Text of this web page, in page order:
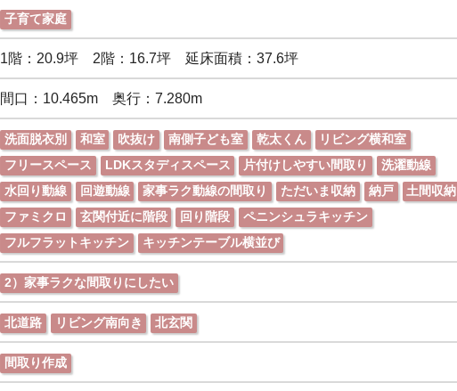
子育て家庭
1階：20.9坪 2階：16.7坪 延床面積：37.6坪
間口：10.465m 奥行：7.280m
洗面脱衣別 和室 吹抜け 南側子ども室 乾太くん
リビング横和室
フリースペース
LDKスタディスペース 片付けしやすい間取り
洗濯動線
水回り動線
回遊動線 家事ラク動線の間取り ただいま収納 納戸
土間収納
ファミクロ
玄関付近に階段 回り階段
ペニンシュラキッチン
フルフラットキッチン
キッチンテーブル横並び
2）家事ラクな間取りにしたい
北道路 リビング南向き 北玄関
間取り作成